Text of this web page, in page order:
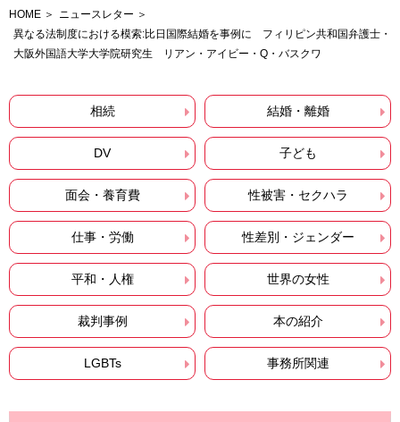
HOME
ニュースレター
異なる法制度における模索:比日国際結婚を事例に フィリピン共和国弁護士・
大阪外国語大学大学院研究生 リアン・アイビー・Q・バスクワ
相続 結婚・離婚
DV 子ども
面会・養育費 性被害・セクハラ
仕事・労働 性差別・ジェンダー
平和・人権 世界の女性
裁判事例 本の紹介
LGBTs 事務所関連